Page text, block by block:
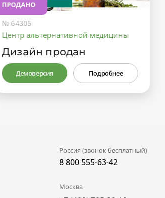
ПРОДАНО
№ 64305
Центр альтернативной медицины
Дизайн продан
Демоверсия Подробнее
Россия (звонок бесплатный)
8 800 555-63-42
Москва